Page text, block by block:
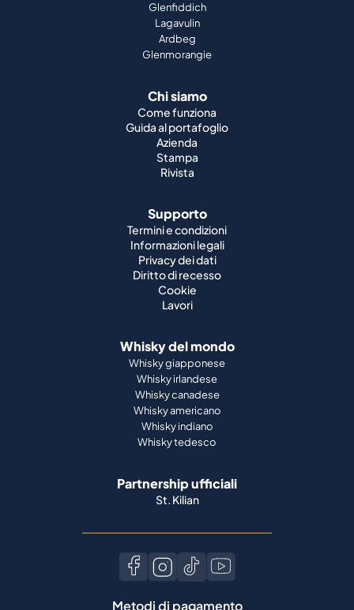
Glenfiddich
Lagavulin
Ardbeg
Glenmorangie
Chi siamo
Come funziona
Guida al portafoglio
Azienda
Stampa
Rivista
Supporto
Termini e condizioni
Informazioni legali
Privacy dei dati
Diritto di recesso
Cookie
Lavori
Whisky del mondo
Whisky giapponese
Whisky irlandese
Whisky canadese
Whisky americano
Whisky indiano
Whisky tedesco
Partnership ufficiali
St. Kilian
Metodi di pagamento